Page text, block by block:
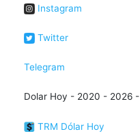
Instagram
Twitter
Telegram
Dolar Hoy - 2020 - 2026 -
TRM Dólar Hoy